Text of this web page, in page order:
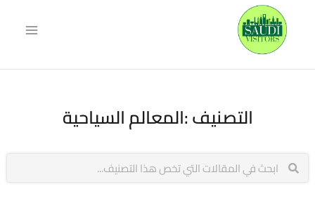
التصنيف :المعالم السياحية